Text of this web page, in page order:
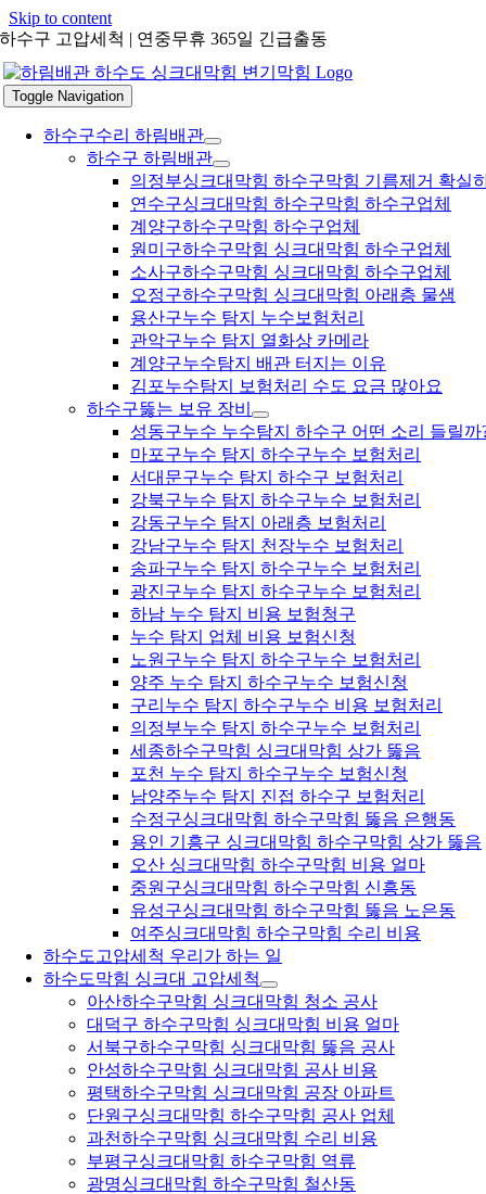
Skip to content
하수구 고압세척 | 연중무휴 365일 긴급출동
Toggle Navigation
하수구수리 하림배관
하수구 하림배관
의정부싱크대막힘 하수구막힘 기름제거 확실
연수구싱크대막힘 하수구막힘 하수구업체
계양구하수구막힘 하수구업체
원미구하수구막힘 싱크대막힘 하수구업체
소사구하수구막힘 싱크대막힘 하수구업체
오정구하수구막힘 싱크대막힘 아래층 물샘
용산구누수 탐지 누수보험처리
관악구누수 탐지 열화상 카메라
계양구누수탐지 배관 터지는 이유
김포누수탐지 보험처리 수도 요금 많아요
하수구뚫는 보유 장비
성동구누수 누수탐지 하수구 어떤 소리 들릴까
마포구누수 탐지 하수구누수 보험처리
서대문구누수 탐지 하수구 보험처리
강북구누수 탐지 하수구누수 보험처리
강동구누수 탐지 아래층 보험처리
강남구누수 탐지 천장누수 보험처리
송파구누수 탐지 하수구누수 보험처리
광진구누수 탐지 하수구누수 보험처리
하남 누수 탐지 비용 보험청구
누수 탐지 업체 비용 보험신청
노원구누수 탐지 하수구누수 보험처리
양주 누수 탐지 하수구누수 보험신청
구리누수 탐지 하수구누수 비용 보험처리
의정부누수 탐지 하수구누수 보험처리
세종하수구막힘 싱크대막힘 상가 뚫음
포천 누수 탐지 하수구누수 보험신청
남양주누수 탐지 진접 하수구 보험처리
수정구싱크대막힘 하수구막힘 뚫음 은행동
용인 기흥구 싱크대막힘 하수구막힘 상가 뚫음
오산 싱크대막힘 하수구막힘 비용 얼마
중원구싱크대막힘 하수구막힘 신흥동
유성구싱크대막힘 하수구막힘 뚫음 노은동
여주싱크대막힘 하수구막힘 수리 비용
하수도고압세척 우리가 하는 일
하수도막힘 싱크대 고압세척
아산하수구막힘 싱크대막힘 청소 공사
대덕구 하수구막힘 싱크대막힘 비용 얼마
서북구하수구막힘 싱크대막힘 뚫음 공사
안성하수구막힘 싱크대막힘 공사 비용
평택하수구막힘 싱크대막힘 공장 아파트
단원구싱크대막힘 하수구막힘 공사 업체
과천하수구막힘 싱크대막힘 수리 비용
부평구싱크대막힘 하수구막힘 역류
광명싱크대막힘 하수구막힘 철산동